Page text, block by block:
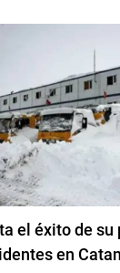
el éxito de su
en